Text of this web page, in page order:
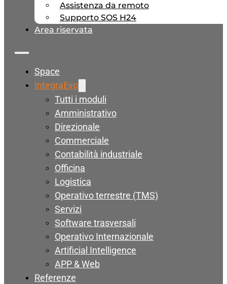
Assistenza da remoto
Supporto SOS H24
Area riservata
Space
IntegraEvo
Tutti i moduli
Amministrativo
Direzionale
Commerciale
Contabilità industriale
Officina
Logistica
Operativo terrestre (TMS)
Servizi
Software trasversali
Operativo Internazionale
Artificial Intelligence
APP & Web
Referenze